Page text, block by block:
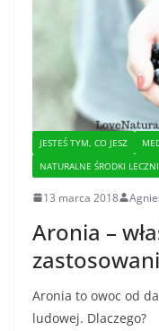
JESTEŚ TYM, CO JESZ
NATURALNE ŚRODKI
13 marca 2018
Aronia –
Aronia to owoc od
ludowej. Dlaczego?